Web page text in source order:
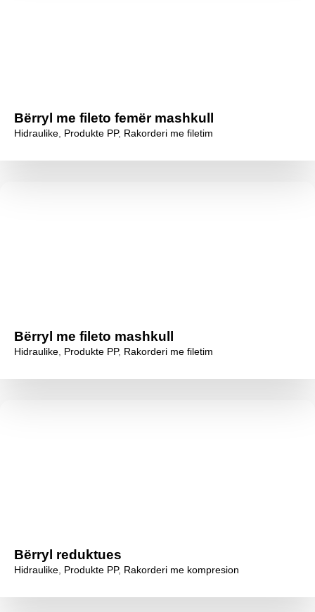
Bërryl me fileto femër mashkull
Hidraulike Produkte PP, Rakorderi me filetim
Bërryl me fileto mashkull
Hidraulike Produkte PP, Rakorderi me filetim
Bërryl reduktues
Hidraulike Produkte PP, Rakorderi me kompresion